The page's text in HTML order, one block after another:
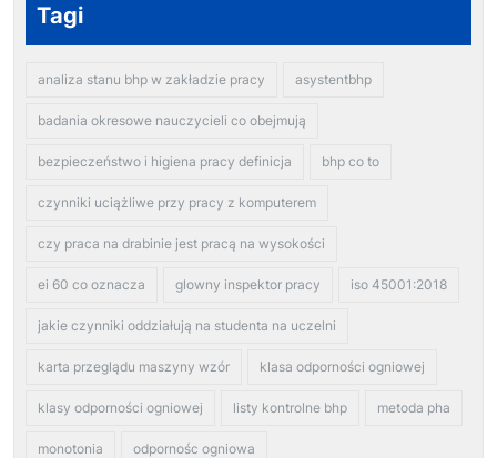
Tagi
analiza stanu bhp w zakładzie pracy asystentbhp
badania okresowe nauczycieli co obejmują
bezpieczeństwo i higiena pracy definicja bhp co to
czynniki uciążliwe przy pracy z komputerem
czy praca na drabinie jest pracą na wysokości
ei 60 co oznacza glowny inspektor pracy iso 45001:2018
jakie czynniki oddziałują na studenta na uczelni
karta przeglądu maszyny wzór klasa odporności ogniowej
klasy odporności ogniowej listy kontrolne bhp metoda pha
monotonia odpornośc ogniowa